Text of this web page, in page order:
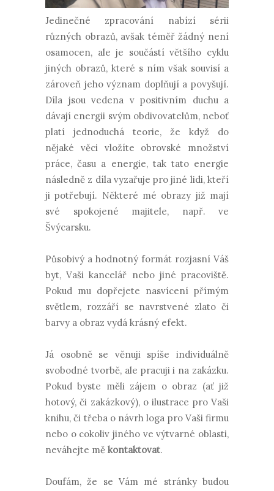
Jedinečné zpracování nabízí sérii
různých obrazů, avšak téměř žádný není
osamocen, ale je součástí většího cyklu
jiných obrazů, které s ním však souvisí a
zároveň jeho význam doplňují a povyšují.
Díla jsou vedena v positivním duchu a
dávají energii svým obdivovatelům, neboť
platí jednoduchá teorie, že když do
nějaké věci vložíte obrovské množství
práce, času a energie, tak tato energie
následně z díla vyzařuje pro jiné lidi, kteří
ji potřebují. Některé mé obrazy již mají
své spokojené majitele, např. ve
Švýcarsku.
Působivý a hodnotný formát rozjasní Váš
byt, Vaši kancelář nebo jiné pracoviště.
Pokud mu dopřejete nasvícení přímým
světlem, rozzáří se navrstvené zlato či
barvy a obraz vydá krásný efekt.
Já osobně se věnuji spíše individuálně
svobodné tvorbě, ale pracuji i na zakázku.
Pokud byste měli zájem o obraz (ať již
hotový, či zakázkový), o ilustrace pro Vaši
knihu, či třeba o návrh loga pro Vaši firmu
nebo o cokoliv jiného ve výtvarné oblasti,
neváhejte mě kontaktovat.
Doufám, že se Vám mé stránky budou